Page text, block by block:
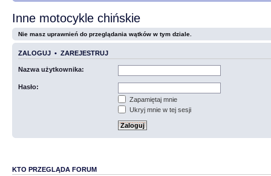
Inne motocykle chińskie
Nie masz uprawnień do przeglądania wątków w tym dziale.
ZALOGUJ • ZAREJESTRUJ
Nazwa użytkownika:
Hasło:
Zapamiętaj mnie
Ukryj mnie w tej sesji
KTO PRZEGLĄDA FORUM